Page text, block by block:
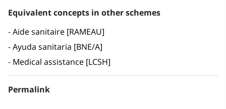
Equivalent concepts in other schemes
Aide sanitaire [RAMEAU]
Ayuda sanitaria [BNE/A]
Medical assistance [LCSH]
Permalink